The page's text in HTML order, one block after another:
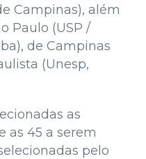
Campinas), além
Paulo (USP /
de Campinas
(Unesp,
as
as 45 a serem
pelo